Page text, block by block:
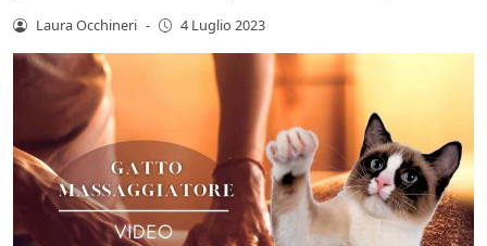
Laura Occhineri - 4 Luglio 2023